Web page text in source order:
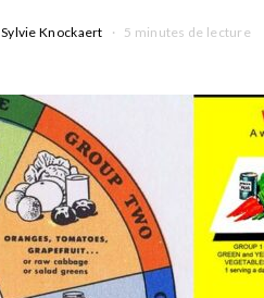
Sylvie Knockaert 5 minutes de lecture